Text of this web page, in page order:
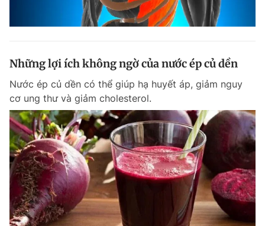
Những lợi ích không ngờ của nước ép củ dền
Nước ép củ dền có thể giúp hạ huyết áp, giảm nguy
cơ ung thư và giảm cholesterol.